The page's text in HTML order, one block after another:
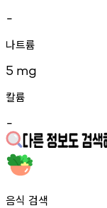
-
나트륨
5 mg
칼륨
-
음식 검색